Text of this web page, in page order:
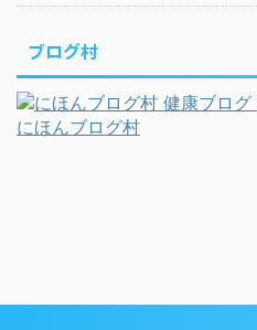
ブログ村
にほんブログ村